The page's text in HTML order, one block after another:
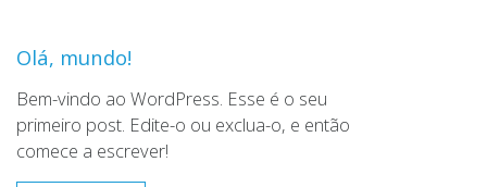
Olá, mundo!
Bem-vindo ao WordPress. Esse é o seu
primeiro post. Edite-o ou exclua-o, e então
comece a escrever!